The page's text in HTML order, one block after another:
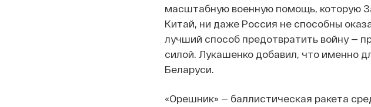
масштабную военную помощь, которую
Китай, ни даже Россия не способны
лучший способ предотвратить войну —
силой. Лукашенко добавил, что именно
Беларуси.
«Орешник» — баллистическая ракета